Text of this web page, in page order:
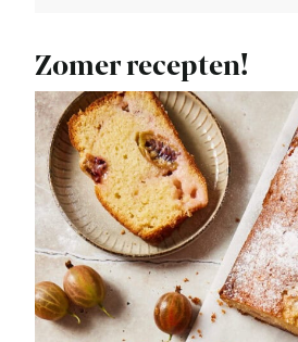
Zomer recepten!